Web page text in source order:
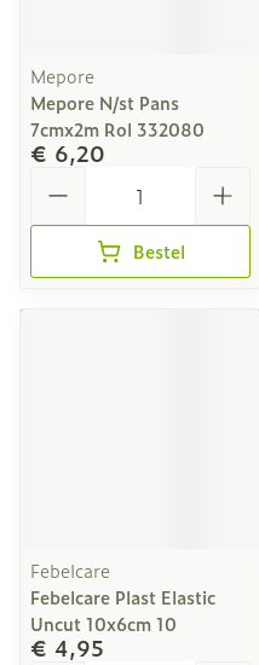
Mepore
Mepore N/st Pans
7cmx2m Rol 332080
€ 6,20
Bestel
Febelcare
Febelcare Plast Elastic
Uncut 10x6cm 10
€ 4,95